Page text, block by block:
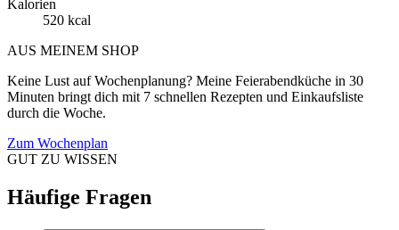
Kalorien
520 kcal
AUS MEINEM SHOP
Keine Lust auf Wochenplanung? Meine Feierabendküche in 30
Minuten bringt dich mit 7 schnellen Rezepten und Einkaufsliste
durch die Woche.
Zum Wochenplan
GUT ZU WISSEN
Häufige Fragen